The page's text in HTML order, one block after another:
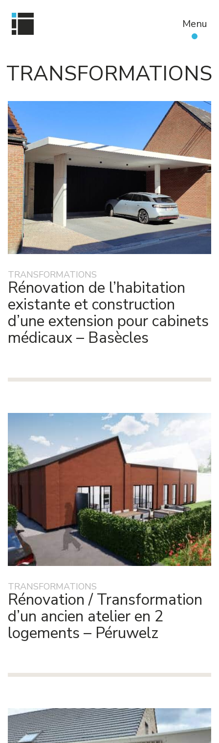
contenu
Menu
TRANSFORMATIONS
TRANSFORMATIONS
Rénovation de l’habitation
existante et construction
d’une extension pour cabinets
médicaux – Basècles
TRANSFORMATIONS
Rénovation / Transformation
d’un ancien atelier en 2
logements – Péruwelz